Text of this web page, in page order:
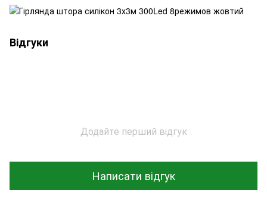
Відгуки
Додайте перший відгук
Написати відгук